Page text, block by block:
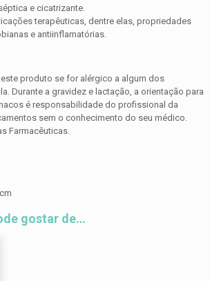
e cicatrizante.
terapêuticas, dentre elas, propriedades
e antiinflamatórias.
produto se for alérgico a algum dos
Durante a gravidez e lactação, a orientação para
é responsabilidade do profissional da
sem o conhecimento do seu médico.
Farmacêuticas.
gostar de…